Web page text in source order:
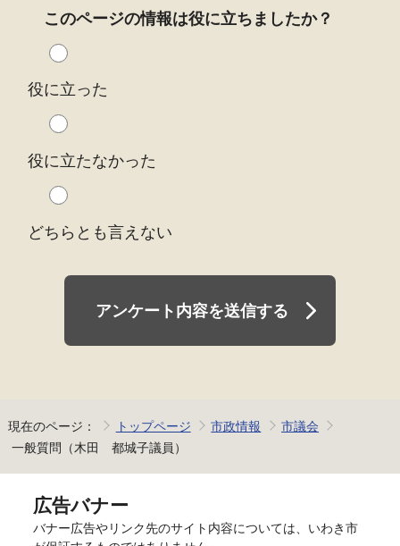
このページの情報は役に立ちましたか？
役に立った
役に立たなかった
どちらとも言えない
アンケート内容を送信する
現在のページ： トップページ 市政情報
市議会
一般質問（木田 都城子議員）
広告バナー
バナー広告やリンク先のサイト内容については、いわき市